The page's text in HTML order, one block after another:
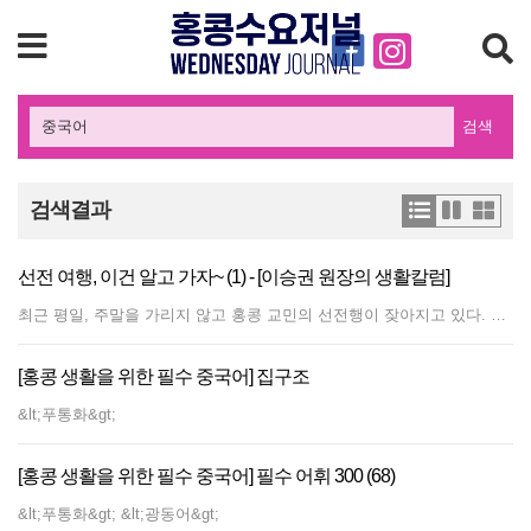
검색
검색결과
선전 여행, 이건 알고 가자~ (1) - [이승권 원장의 생활칼럼]
최근 평일, 주말을 가리지 않고 홍콩 교민의 선전행이 잦아지고 있다. 이것은 홍콩 현지인들도 마찬가지다. 고속철로 불과 십여 분 남짓한 거리에 홍콩과는 전혀 다른 세상이 펼쳐져 있기 때문이다. 가격과 서비스, 상품의 다양성 등에서 선전은 홍콩 대비 매력적일 수밖에 없다. 그럼 선전을 방문하며 이 도시에 대해 궁금증을 품어본 적은 없는가? 중국에서도 손꼽히는 도시가 된 선전이 어떤 과정을 거쳐 발전해 왔는가 하는 것이다. 선전 발전의 배경을 알고 가면 도시가 다르게 보일뿐더러 지인에게 할 얘기도 많아진다. 이에 선전의 성장 배경을 알아보는 지식 교양 시간을 마련했다. “선전의 발전과 경험은 우리가 경제특구를 설립한 정책이 옳았음을 증명한다” 선전의 주요 관광지 중 하나인 리엔화산(연화산) 공원에는 중국 개혁개방의 아버지 덩샤오핑의 동상이 세워져 있다. 동상 뒷면에는 다음과 같은 문구가 새겨져 있다. “선전의 발전과 경험은 우리가 경제특구를 설립한 정책이 옳았음을 증명한다. (深圳的发展和 经验证明，我们建立经济特区的政策是正确的)." 리엔화산 공원을 다녀온 우리 학원의 중국어반 수강생 한 명도 이 글의 뜻을 물어본 적이 있다. 선전과 덩샤오핑은 무슨 관계가 있길래 그의 동상이 주요 공원 한 곳을 차지하고 있는 것일까? 그리고 위의 문구는 어떤 배경으로 쓰여졌을까? 개혁개방 전의 선전 선전의 현대사는 크게 1978년 전후로 구분된다. 1978년은 중국의 개혁 개방이 발표된 해이다. 개혁개방 이전의 선전은 주로 어업에 의존하는 인구 3만 명의 작은 마을이었다. 선전의 ‘전(圳)’은 광동어 방언으로 '도랑'을 뜻한다. 그 이름처럼 수로가 많은 소박한 농어촌이었다. 현지 주민은 농업과 어업 및 소규모 산업에 주로 종사했다. 지역 단위 생산 형태가 특징이었다. 근현대사 이전에는 홍콩과 같은 행정구역에 편입되기도 했었다. 선전의 산업 기반은 1980년 이전까지만 하더라도 상대적으로 취약했다. 드문드문 공장과 작업장이 있었지만 규모가 작고 기술적으로도 낙후되어 지역 경제를 든든하게 지탱할 수 없었다. 게다가 선전은 지리적으로 외진 곳에 위치하여 교통 및 통신 여건이 열악했고, 이는 경제 발전을 더욱 저해했다. 수산물와 소비재 등 단순 유통 비중이 컸다. 또한 선전은 홍콩과 맞닿아 있어 밀수 무역, 비공식 교역이 활발했다. 홍콩으로 밀입국하는 주요 경로이기도 했다. 이와 같이 별볼일 없던 선전은 개혁개방 발표 후인 1979년 시로 승격되며 대도약의 기회를 맞이한다. 덩샤오핑의 복권, 개혁개방 실용주의 노선 선언 1976년 9월, 마오쩌둥이 사망하고 같은 해 10월 4인방이 실각하며 문화대혁명이 막을 내린다. 중국을 암흑의 20년으로 몰아넣었던 문화대혁명은 경제에 있어서도 처참한 흔적을 남겼다. 오로지 사회주의 이념에 매몰되어 자급자족 형태의 낙후된 상황에 발목이 잡혀 파탄 상태에 이르렀던 것이다. 이때 구원투수로 등장한 인물이 덩샤오핑이다. 그는 주자파(자본주의 노선을 걷는 자)로 마오쩌둥과 4인방의 눈밖에 나 실각한 상태였다. 장시성 난창의 한 트랙터 수리 공장에서 일하고 있던 덩샤오핑은 문화대혁명이 끝을 향해 내닫는 시점, 당 원로들의 강력한 입김으로 중앙에 복귀한다. 두 번의 실각을 거치며 세번째로 복귀한 덩샤오핑은 ‘부따오웡(오뚜기)’라를 별명을 달며 실권을 장악하였다. 경제 살리기에 우선 순위를 둔 덩샤오핑은 복귀 이듬해인 1978년 12월, 제11기 3중전회를 통해 개혁개방을 발표하며 중국은 실용주의 노선을 걷게 된다. 1980년, 중국 최초의 경제 특구로 날개를 단 선전 중국이 개혁개방을 본격화하던 흐름 속에서 1980년을 전후해 경제 특구 네 곳이 지정된다. 중국의 전 지역을 일시에 개방하기에는 너무나 큰 부담이 있었기에, 시험적 성격의 특구를 제정한 것이다. 최초의 경제특구로 선정된 도시는 광동성의 선전, 주하이, 샨터우와 푸지엔성의 샤먼이었다. 광동을 서서히 열고, 성과가 나오면 더 넓게 확산한다는 전략의 구체적 형태였다. 이들은 모두 중국 남부의 연해 도시라는 공통점을 지녔다. 그런데 선정 이유에는 중요한 의도가 공유되어 있었다. 바로 화교 자본 유치이다. 선전은 홍콩과, 주하이는 마카오와, 샤먼은 대만과 인근해 있다. 샨터우는 5백 만 화교의 고향이었다. 해외에 퍼져 있는 화교들에게 중화권 공동체 의식을 호소하여 투자를 유치하고자 함이었다. 선전 역시 홍콩이라는 이웃을 잘 둔 덕에 대박을 터뜨릴 기회를 포착한 것이다. 경제 특구는 단순히 세금을 깎아주는 사업장 수준이 아니라, 행정•제도•투자•대외무역•노동 및 시장 운영 방식을 비교적 유연하게 적용해 자본과 기술이 들어오면 어떤 효과가 나는지를 보여주는 공간이었다. 즉, 계획 경제 중심 체제에서 시장 경제를 도입하는 실험을 하되, 실패 위험은 상대적으로 제한된 범위에서 통제하려는 목적이 컸다. 그래서 일부 지역에서 먼저 시험하고, 성과가 확인되면 확장하는 방식을 취하고자 했다. 이런 일련의 과정들이 모두 순탄히 진행된 것은 아니었다. 중국의 경제학자 출신 지도자 천윈은 새장경제론을 들고 나오며 덩샤오핑의 실용주의 노선에 제동을 걸고자 했다. (다음호 계속)
[홍콩 생활을 위한 필수 중국어] 집구조
&lt;푸통화&gt;
[홍콩 생활을 위한 필수 중국어] 필수 어휘 300 (68)
&lt;푸통화&gt; &lt;광동어&gt;